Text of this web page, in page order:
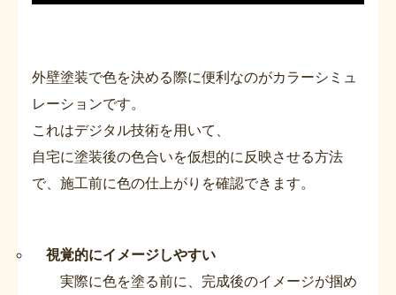
外壁塗装で色を決める際に便利なのがカラーシミュ
レーションです。
これはデジタル技術を用いて、
自宅に塗装後の色合いを仮想的に反映させる方法
で、施工前に色の仕上がりを確認できます。
視覚的にイメージしやすい
実際に色を塗る前に、完成後のイメージが掴め